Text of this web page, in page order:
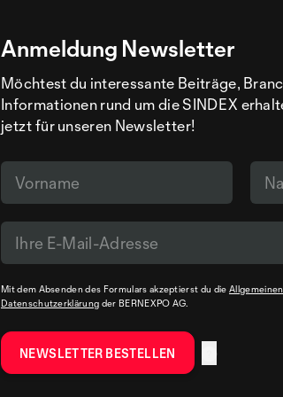
Anmeldung Newsletter
Möchtest du interessante Beiträge,
Informationen rund um die SINDEX
jetzt für unseren Newsletter!
Mit dem Absenden des Formulars akzeptierst du die
Datenschutzerklärung der BERNEXPO AG.